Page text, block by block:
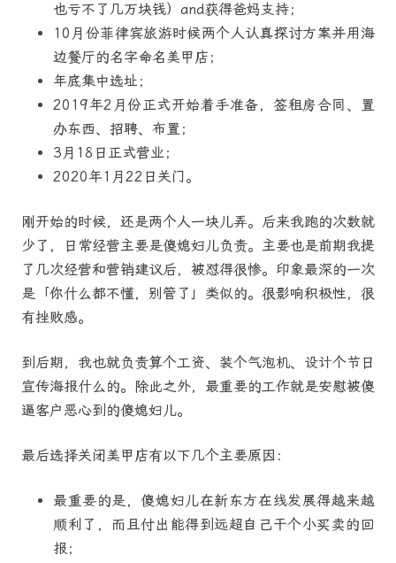
也亏不了几万块钱）and获得爸妈支持；
10月份菲律宾旅游时候两个人认真探讨方案并用海
边餐厅的名字命名美甲店；
年底集中选址；
2019年2月份正式开始着手准备，签租房合同、置
办东西、招聘、布置；
3月18日正式营业；
2020年1月22日关门。
刚开始的时候，还是两个人一块儿弄。后来我跑的次数就
少了，日常经营主要是傻媳妇儿负责。主要也是前期我提
了几次经营和营销建议后，被怼得很惨。印象最深的一次
是「你什么都不懂，别管了」类似的。很影响积极性，很
有挫败感。
到后期，我也就负责算个工资、装个气泡机、设计个节日
宣传海报什么的。除此之外，最重要的工作就是安慰被傻
逼客户恶心到的傻媳妇儿。
最后选择关闭美甲店有以下几个主要原因：
最重要的是，傻媳妇儿在新东方在线发展得越来越
顺利了，而且付出能得到远超自己干个小买卖的回
报；